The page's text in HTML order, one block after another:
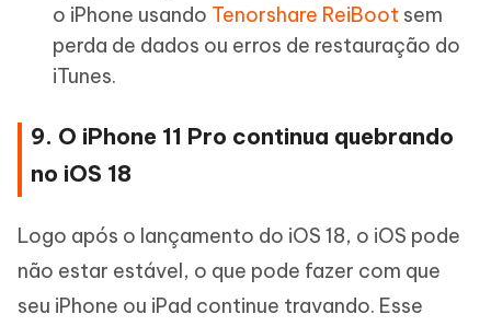
o iPhone usando Tenorshare ReiBoot sem
perda de dados ou erros de restauração do
iTunes.
9. O iPhone 11 Pro continua quebrando
no iOS 18
Logo após o lançamento do iOS 18, o iOS pode
não estar estável, o que pode fazer com que
seu iPhone ou iPad continue travando. Esse